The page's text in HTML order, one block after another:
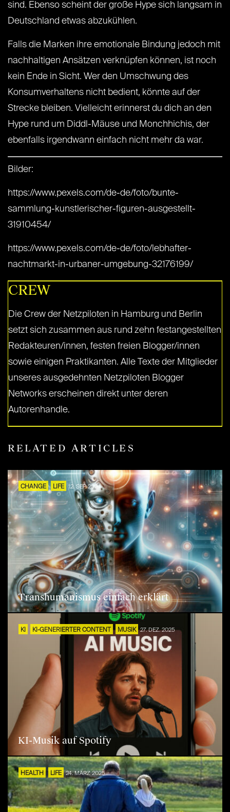
sind. Ebenso scheint der große Hype sich langsam in
Deutschland etwas abzukühlen.
Falls die Marken ihre emotionale Bindung jedoch mit
nachhaltigen Ansätzen verknüpfen können, ist noch
kein Ende in Sicht. Wer den Umschwung des
Konsumverhaltens nicht bedient, könnte auf der
Strecke bleiben. Vielleicht erinnerst du dich an den
Hype rund um Diddl-Mäuse und Monchhichis, der
ebenfalls irgendwann einfach nicht mehr da war.
Bilder:
https://www.pexels.com/de-de/foto/bunte-
sammlung-kunstlerischer-figuren-ausgestellt-
31910454/
https://www.pexels.com/de-de/foto/lebhafter-
nachtmarkt-in-urbaner-umgebung-32176199/
CREW
Die Crew der Netzpiloten in Hamburg und Berlin
setzt sich zusammen aus rund zehn festangestellten
Redakteuren/innen, festen freien Blogger/innen
sowie einigen Praktikanten. Alle Texte der Mitglieder
unseres ausgedehnten Netzpiloten Blogger
Networks erscheinen direkt unter deren
Autorenhandle.
RELATED ARTICLES
CHANGE LIFE 12. SEP. 2024
Transhumanismus einfach erklärt
KI KI-GENERIERTER CONTENT MUSIK 27. DEZ. 2025
KI-Musik auf Spotify
HEALTH LIFE 24. MÄRZ 2025